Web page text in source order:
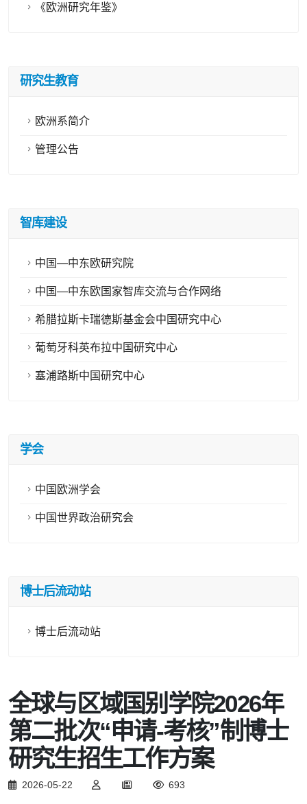
《欧洲研究年鉴》
研究生教育
欧洲系简介
管理公告
智库建设
中国—中东欧研究院
中国—中东欧国家智库交流与合作网络
希腊拉斯卡瑞德斯基金会中国研究中心
葡萄牙科英布拉中国研究中心
塞浦路斯中国研究中心
学会
中国欧洲学会
中国世界政治研究会
博士后流动站
博士后流动站
全球与区域国别学院2026年
第二批次“申请-考核”制博士
研究生招生工作方案
2026-05-22 693